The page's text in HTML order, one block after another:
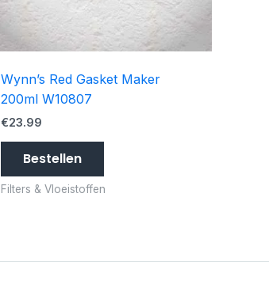
Wynn’s Red Gasket Maker
200ml W10807
€23.99
Bestellen
Filters & Vloeistoffen